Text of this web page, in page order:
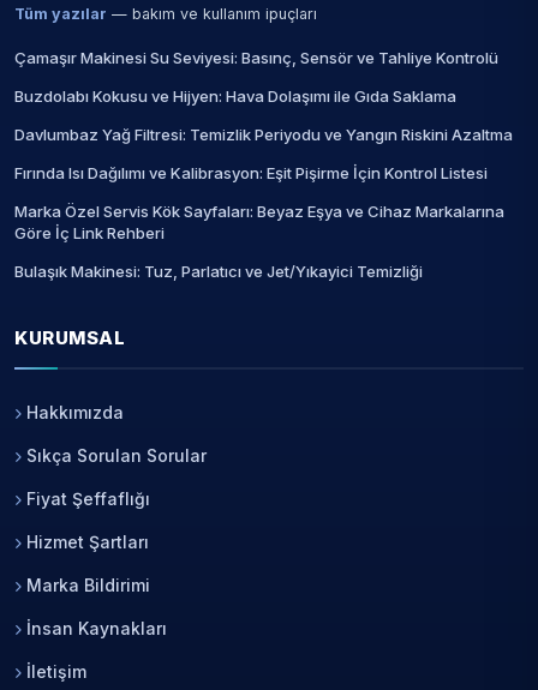
Tüm yazılar — bakım ve kullanım ipuçları
Çamaşır Makinesi Su Seviyesi: Basınç, Sensör ve Tahliye Kontrolü
Buzdolabı Kokusu ve Hijyen: Hava Dolaşımı ile Gıda Saklama
Davlumbaz Yağ Filtresi: Temizlik Periyodu ve Yangın Riskini Azaltma
Fırında Isı Dağılımı ve Kalibrasyon: Eşit Pişirme İçin Kontrol Listesi
Marka Özel Servis Kök Sayfaları: Beyaz Eşya ve Cihaz Markalarına
Göre İç Link Rehberi
Bulaşık Makinesi: Tuz, Parlatıcı ve Jet/Yıkayici Temizliği
KURUMSAL
Hakkımızda
Sıkça Sorulan Sorular
Fiyat Şeffaflığı
Hizmet Şartları
Marka Bildirimi
İnsan Kaynakları
İletişim